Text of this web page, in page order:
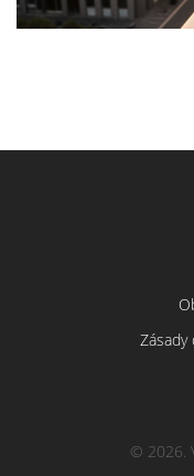
Zásady
© 2026.